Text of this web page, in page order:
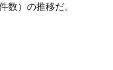
数）の推移だ。